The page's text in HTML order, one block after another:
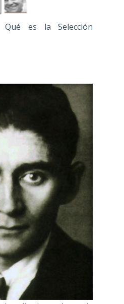
es la Selección